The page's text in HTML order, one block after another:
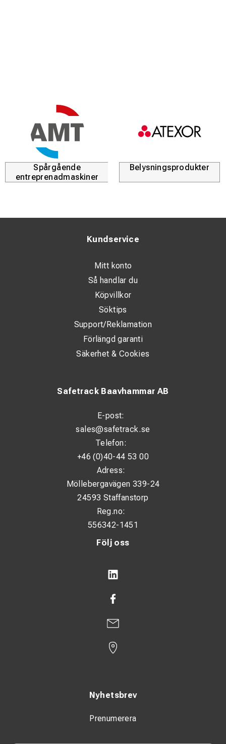
risken för sprickor i materialet.
av handtag ger möjlighet att välja bästa komfort och
Spårgående
entreprenadmaskiner
Belysningsprodukter
Följ oss
Nyhetsbrev
Prenumerera
Safetrack Baavhammar AB
E-post:
sales@safetrack.se
Telefon:
+46 (0)40-44 53 00
Adress:
Möllebergavägen 339-24
24593 Staffanstorp
Reg.no:
556342-1451
Kundservice
Mitt konto
Så handlar du
Köpvillkor
Söktips
Support/Reklamation
Förlängd garanti
Säkerhet & Cookies